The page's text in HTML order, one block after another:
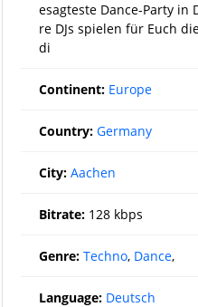
esagteste Dance-Party in
re DJs spielen für Euch
di
Continent: Europe
Country: Germany
City: Aachen
Bitrate: 128 kbps
Genre: Techno, Dance,
Language: Deutsch